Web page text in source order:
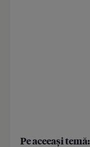
Pe aceeași temă: